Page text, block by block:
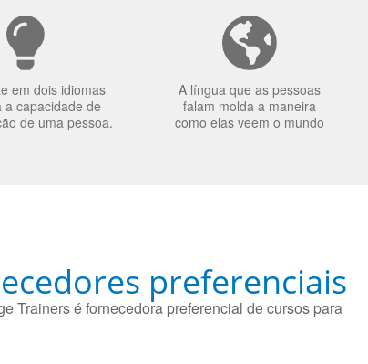
em dois idiomas
a capacidade de
de uma pessoa.
A língua que as pessoas
falam molda a maneira
como elas veem o mundo
preferenciais
Trainers é fornecedora preferencial de cursos para